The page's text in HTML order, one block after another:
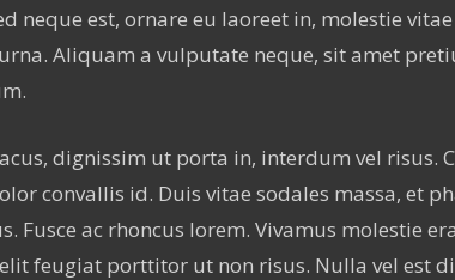
neque est, ornare eu laoreet in, molestie
Aliquam a vulputate neque, sit amet
dignissim ut porta in, interdum vel risus.
convallis id. Duis vitae sodales massa, et
Fusce ac rhoncus lorem. Vivamus molestie
feugiat porttitor ut non risus. Nulla vel est